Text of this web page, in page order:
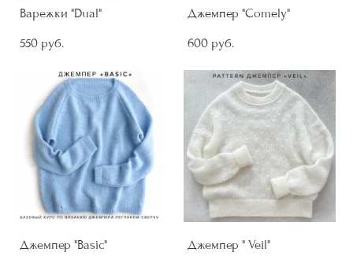
Варежки "Dual"
550 pуб.
Джемпер "Comely"
600 pуб.
Джемпер "Basic"
Джемпер " Veil"